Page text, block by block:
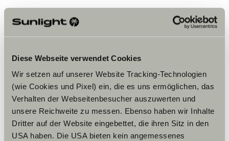
Diese Webseite verwendet Cookies
Wir setzen auf unserer Website Tracking-Technologien
(wie Cookies und Pixel) ein, die es uns ermöglichen, das
Verhalten der Webseitenbesucher auszuwerten und
unsere Reichweite zu messen. Ebenso haben wir Inhalte
Dritter auf der Website eingebettet, die ihren Sitz in den
USA haben. Die USA bieten kein angemessenes
Chcete-li zobrazit obsah, přijměte
marketingové soubory cookie.
Nastavení souborů cookie